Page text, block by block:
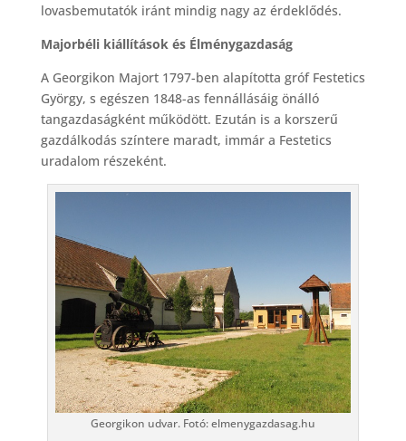
lovasbemutatók iránt mindig nagy az érdeklődés.
Majorbéli kiállítások és Élménygazdaság
A Georgikon Majort 1797-ben alapította gróf Festetics
György, s egészen 1848-as fennállásáig önálló
tangazdaságként működött. Ezután is a korszerű
gazdálkodás színtere maradt, immár a Festetics
uradalom részeként.
Georgikon udvar. Fotó: elmenygazdasag.hu